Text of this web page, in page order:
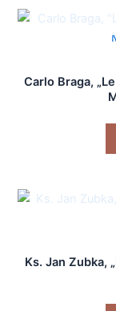
Carlo Braga,
Ks. Jan Zubka,